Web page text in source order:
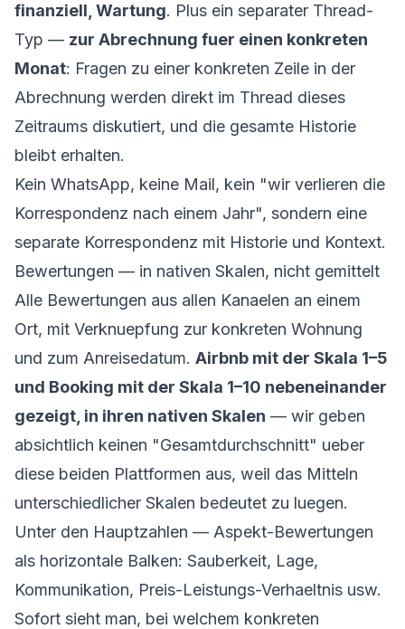
finanziell, Wartung. Plus ein separater Thread-
Typ — zur Abrechnung fuer einen konkreten
Monat: Fragen zu einer konkreten Zeile in der
Abrechnung werden direkt im Thread dieses
Zeitraums diskutiert, und die gesamte Historie
bleibt erhalten.
Kein WhatsApp, keine Mail, kein "wir verlieren die
Korrespondenz nach einem Jahr", sondern eine
separate Korrespondenz mit Historie und Kontext.
Bewertungen — in nativen Skalen, nicht gemittelt
Alle Bewertungen aus allen Kanaelen an einem
Ort, mit Verknuepfung zur konkreten Wohnung
und zum Anreisedatum. Airbnb mit der Skala 1–5
und Booking mit der Skala 1–10 nebeneinander
gezeigt, in ihren nativen Skalen — wir geben
absichtlich keinen "Gesamtdurchschnitt" ueber
diese beiden Plattformen aus, weil das Mitteln
unterschiedlicher Skalen bedeutet zu luegen.
Unter den Hauptzahlen — Aspekt-Bewertungen
als horizontale Balken: Sauberkeit, Lage,
Kommunikation, Preis-Leistungs-Verhaeltnis usw.
Sofort sieht man, bei welchem konkreten